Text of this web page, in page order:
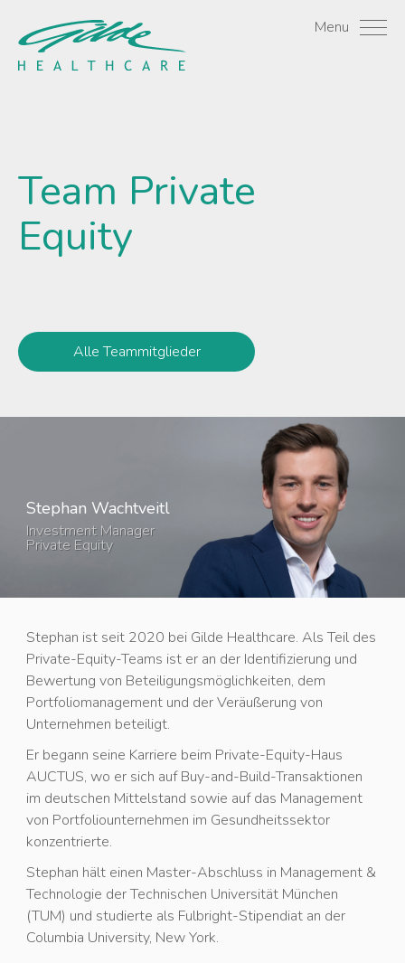
Stephan Wachtveitl -
Menu
Team Private
Equity
Alle Teammitglieder
Stephan Wachtveitl
Investment Manager
Private Equity
Stephan ist seit 2020 bei Gilde Healthcare. Als Teil des
Private-Equity-Teams ist er an der Identifizierung und
Bewertung von Beteiligungsmöglichkeiten, dem
Portfoliomanagement und der Veräußerung von
Unternehmen beteiligt.
Er begann seine Karriere beim Private-Equity-Haus
AUCTUS, wo er sich auf Buy-and-Build-Transaktionen
im deutschen Mittelstand sowie auf das Management
von Portfoliounternehmen im Gesundheitssektor
konzentrierte.
Stephan hält einen Master-Abschluss in Management &
Technologie der Technischen Universität München
(TUM) und studierte als Fulbright-Stipendiat an der
Columbia University, New York.